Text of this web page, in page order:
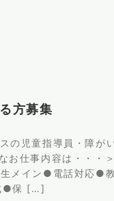
方募集
の児童指導員・障が
お仕事内容は・・・
メイン●電話対応●
●保 […]